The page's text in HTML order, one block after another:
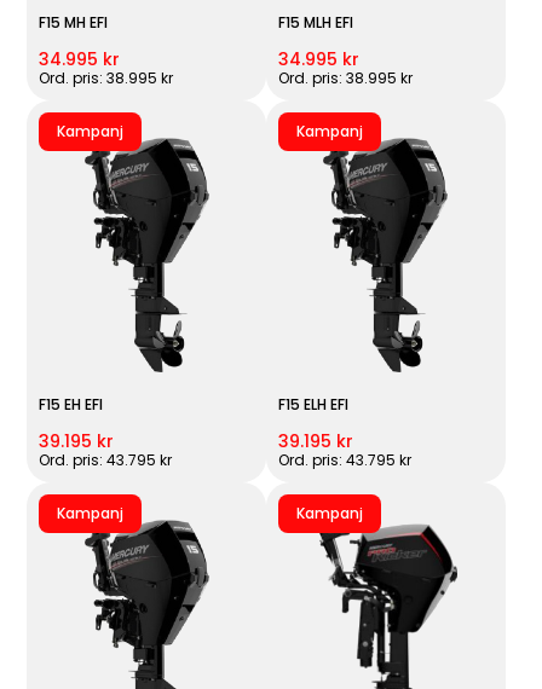
F15 MH EFI
34.995 kr
Ord. pris: 38.995 kr
F15 MLH EFI
34.995 kr
Ord. pris: 38.995 kr
Kampanj
F15 EH EFI
39.195 kr
Ord. pris: 43.795 kr
Kampanj
F15 ELH EFI
39.195 kr
Ord. pris: 43.795 kr
Kampanj Kampanj